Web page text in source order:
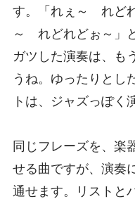
す。「れぇ～ れど
～ れどれどぉ～」
ガツした演奏は、も
うね。ゆったりとし
トは、ジャズっぽく
同じフレーズを、楽
せる曲ですが、演奏
通せます。リストと